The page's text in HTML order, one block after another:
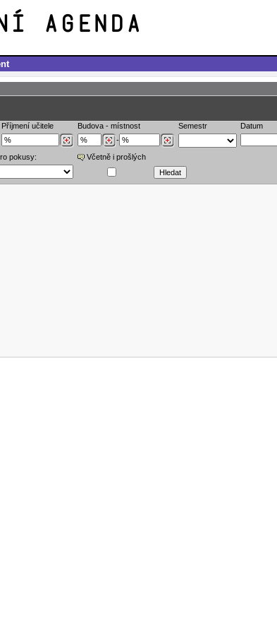
Příjmení učitele Budova - místnost
-
Semestr Datum
pokusy: Včetně i prošlých